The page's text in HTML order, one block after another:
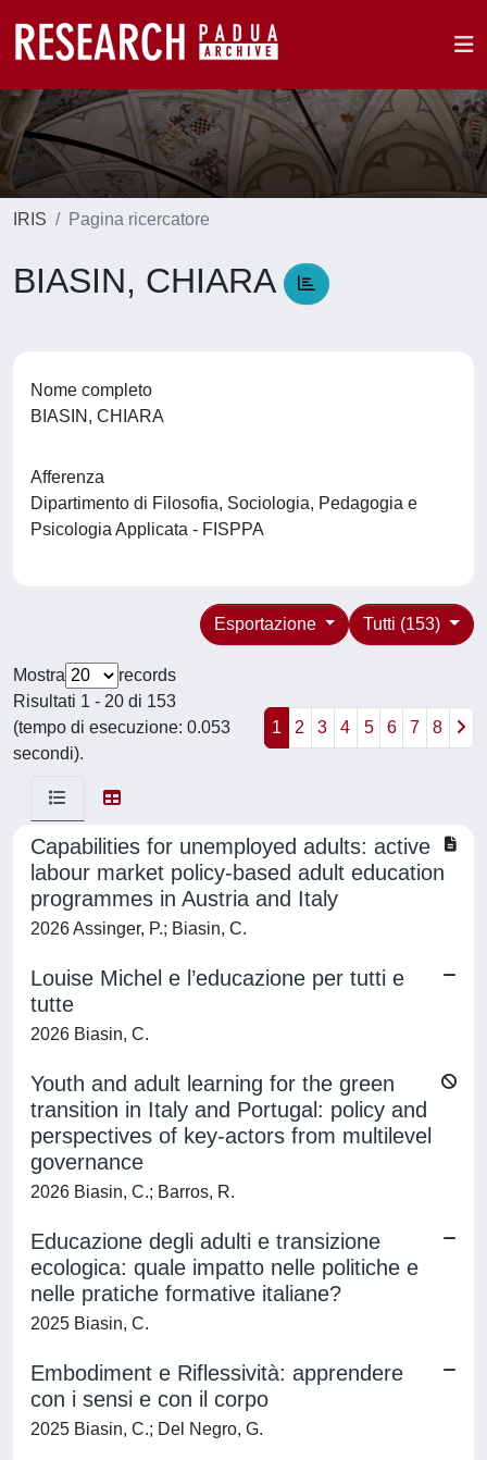
IRIS Pagina ricercatore
BIASIN, CHIARA
Nome completo
BIASIN, CHIARA
Afferenza
Dipartimento di Filosofia, Sociologia, Pedagogia e
Psicologia Applicata - FISPPA
Tutti (153)
Esportazione
Mostra
records
Risultati 1 - 20 di 153
(tempo di esecuzione: 0.053
secondi).
1 2 3 4 5 6 7 8
Capabilities for unemployed adults: active
labour market policy-based adult education
programmes in Austria and Italy
2026 Assinger, P.; Biasin, C.
Louise Michel e l’educazione per tutti e
tutte
2026 Biasin, C.
Youth and adult learning for the green
transition in Italy and Portugal: policy and
perspectives of key-actors from multilevel
governance
2026 Biasin, C.; Barros, R.
Educazione degli adulti e transizione
ecologica: quale impatto nelle politiche e
nelle pratiche formative italiane?
2025 Biasin, C.
Embodiment e Riflessività: apprendere
con i sensi e con il corpo
2025 Biasin, C.; Del Negro, G.